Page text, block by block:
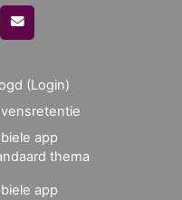
(Login)
app
thema
app